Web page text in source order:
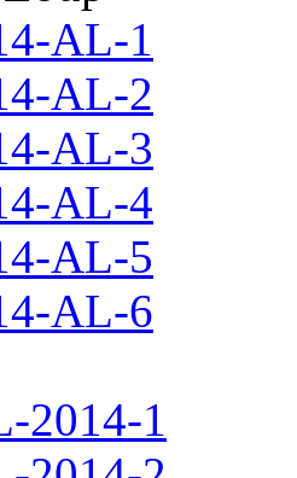
AL-1
AL-2
AL-3
AL-4
AL-5
AL-6
2014-1